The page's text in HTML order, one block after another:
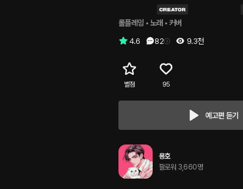
롤플레잉 • 노래 • 커버
4.6
82 9.3천
별점 95
용호
팔로워 3,660명
예고편 듣기